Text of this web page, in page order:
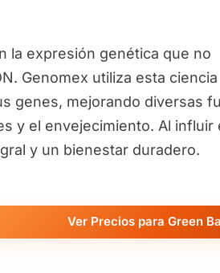
la expresión genética que no
Genomex utiliza esta ciencia
genes, mejorando diversas
y el envejecimiento. Al influir
y un bienestar duradero.
Ver Precios para Green